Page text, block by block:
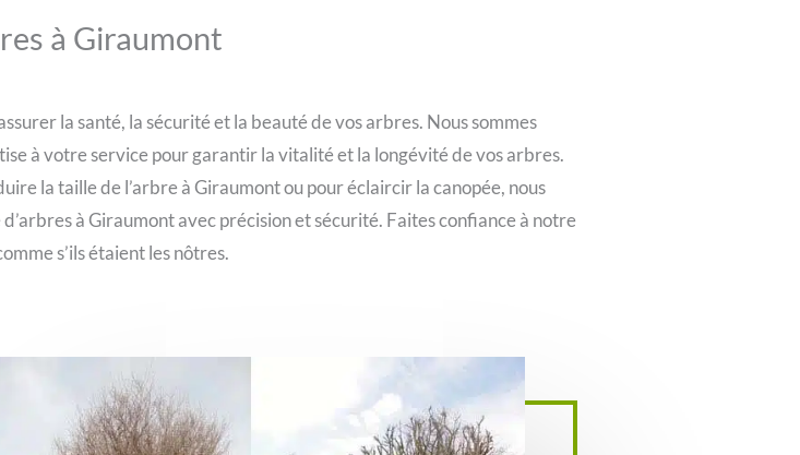
à Giraumont
la santé, la sécurité et la beauté de vos arbres. Nous sommes
à votre service pour garantir la vitalité et la longévité de vos arbres.
la taille de l’arbre à Giraumont ou pour éclaircir la canopée, nous
à Giraumont avec précision et sécurité. Faites confiance à notre
s’ils étaient les nôtres.